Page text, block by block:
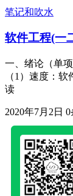
笔记和吹水
软件工程(一
一、绪论（单
（1）速度：
读
2020年7月2日 0